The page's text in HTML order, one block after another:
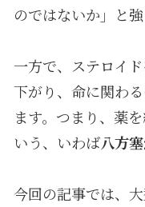
のではないか」と
一方で、ステロイ
下がり、命に関わ
ます。つまり、薬
いう、いわば八方
今回の記事では、